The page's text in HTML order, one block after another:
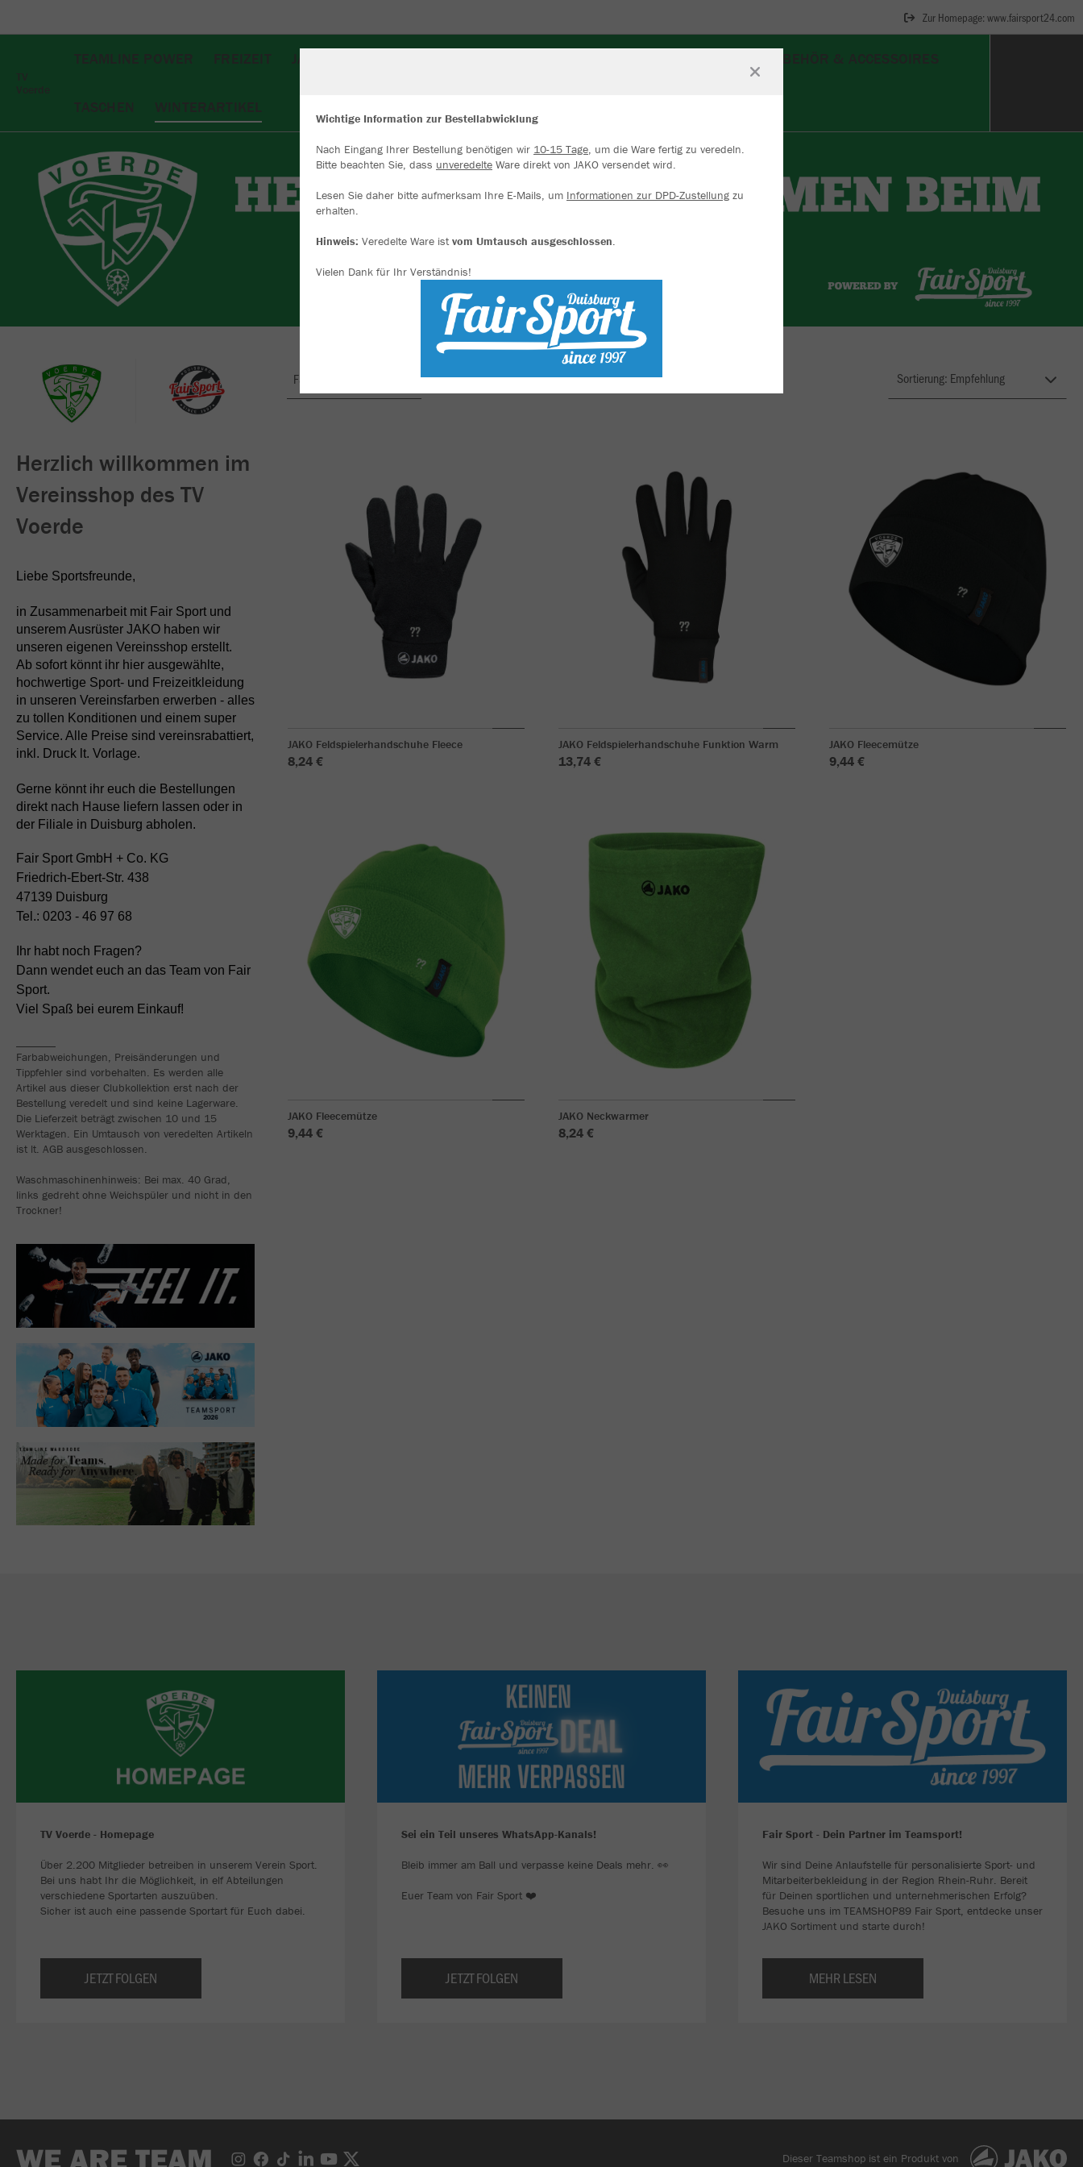
Zur Homepage: www.fairsport24.com
Herzlich willkommen im
Vereinsshop des TV
Voerde
Liebe Sportsfreunde,
in Zusammenarbeit mit Fair Sport und
unserem Ausrüster JAKO haben wir
unseren eigenen Vereinsshop erstellt.
Ab sofort könnt ihr hier ausgewählte,
hochwertige Sport- und Freizeitkleidung
in unseren Vereinsfarben erwerben - alles
zu tollen Konditionen und einem super
Service. Alle Preise sind vereinsrabattiert,
inkl. Druck lt. Vorlage.
Gerne könnt ihr euch die Bestellungen
direkt nach Hause liefern lassen oder in
der Filiale in Duisburg abholen.
Fair Sport GmbH + Co. KG
Friedrich-Ebert-Str. 438
47139 Duisburg
Tel.: 0203 - 46 97 68
Ihr habt noch Fragen?
Dann wendet euch an das Team von Fair
Sport.
Viel Spaß bei eurem Einkauf!
Farbabweichungen, Preisänderungen und
Tippfehler sind vorbehalten. Es werden alle
Artikel aus dieser Clubkollektion erst nach der
Bestellung veredelt und sind keine Lagerware.
Die Lieferzeit beträgt zwischen 10 und 15
Werktagen. Ein Umtausch von veredelten Artikeln
ist lt. AGB ausgeschlossen.
Waschmaschinenhinweis: Bei max. 40 Grad,
links gedreht ohne Weichspüler und nicht in den
Trockner!
Farbe
JAKO Feldspielerhandschuhe Fleece
8,24 €
JAKO Feldspielerhandschuhe Funktion Warm
13,74 €
JAKO Fleecemütze
9,44 €
JAKO Fleecemütze
9,44 €
JAKO Neckwarmer
8,24 €
TV Voerde - Homepage
Über 2.200 Mitglieder betreiben in unserem Verein Sport.
Bei uns habt Ihr die Möglichkeit, in elf Abteilungen
verschiedene Sportarten auszuüben.
Sicher ist auch eine passende Sportart für Euch dabei.
JETZT FOLGEN
Sei ein Teil unseres WhatsApp-Kanals!
Bleib immer am Ball und verpasse keine Deals mehr. 👀
Euer Team von Fair Sport ❤️
JETZT FOLGEN
Fair Sport - Dein Partner im Teamsport!
Wir sind Deine Anlaufstelle für personalisierte Sport- und
Mitarbeiterbekleidung in der Region Rhein-Ruhr. Bereit
für Deinen sportlichen und unternehmerischen Erfolg?
Besuche uns im TEAMSHOP89 Fair Sport, entdecke unser
JAKO Sortiment und starte durch!
MEHR LESEN
WE ARE TEAM Dieser Teamshop ist ein Produkt von
Wichtige Information zur Bestellabwicklung
Nach Eingang Ihrer Bestellung benötigen wir 10-15 Tage, um die Ware fertig zu veredeln.
Bitte beachten Sie, dass unveredelte Ware direkt von JAKO versendet wird.
Lesen Sie daher bitte aufmerksam Ihre E-Mails, um Informationen zur DPD-Zustellung zu
erhalten.
Hinweis: Veredelte Ware istvom Umtausch ausgeschlossen.
Vielen Dank für Ihr Verständnis!
Wir verwenden Cookies
Durch die Analyse der Besucherdaten können wir dir personalisierte Inhalte
Cookies findest Du in den Einstellungen.
mehr Infos
Datenschutz Impressum